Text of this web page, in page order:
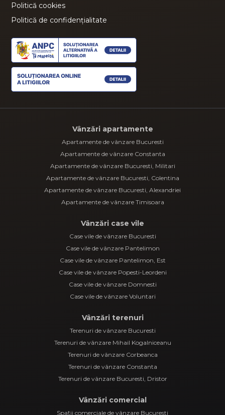
Politică cookies
Politică de confidențialitate
Vânzări apartamente
Apartamente de vânzare Bucuresti
Apartamente de vânzare Constanta
Apartamente de vânzare Bucuresti, Militari
Apartamente de vânzare Bucuresti, Colentina
Apartamente de vânzare Bucuresti, Alexandriei
Apartamente de vânzare Timisoara
Vânzări case vile
Case vile de vânzare Bucuresti
Case vile de vânzare Pantelimon
Case vile de vânzare Pantelimon, Est
Case vile de vânzare Popesti-Leordeni
Case vile de vânzare Domnesti
Case vile de vânzare Voluntari
Vânzări terenuri
Terenuri de vânzare Bucuresti
Terenuri de vânzare Mihail Kogalniceanu
Terenuri de vânzare Corbeanca
Terenuri de vânzare Constanta
Terenuri de vânzare Bucuresti, Dristor
Vânzări comercial
Spații comerciale de vânzare Bucuresti